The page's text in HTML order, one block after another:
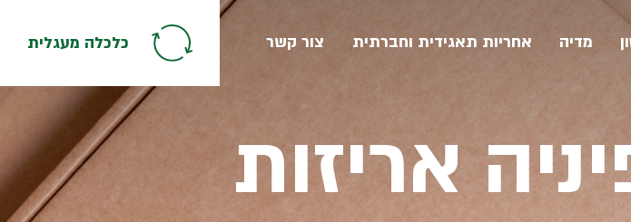
והדפסה
גריסה והשמדת מסמכים
מדיה אחריות תאגידית וחברתית צור קשר כלכלה מעגלית
אריזות